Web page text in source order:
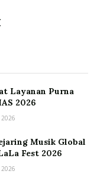
Layanan Purna
2026
2026
Musik Global
Fest 2026
2026